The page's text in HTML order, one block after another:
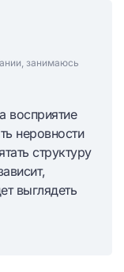
занимаюсь
восприятие
неровности
структуру
выглядеть